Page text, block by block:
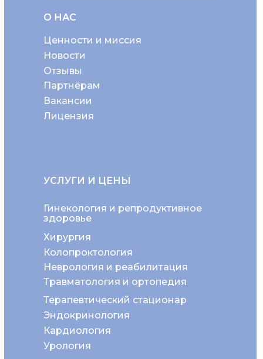
О НАС
Ценности и миссия
Новости
Отзывы
Партнёрам
Вакансии
Лицензия
Неврология и реабилитация
Колопроктология
Хирургия
Гинекология и репродуктивное
здоровье
Травматология и ортопедия
Эндокринология
Терапевтический стационар
Кардиология
Урология
УСЛУГИ И ЦЕНЫ